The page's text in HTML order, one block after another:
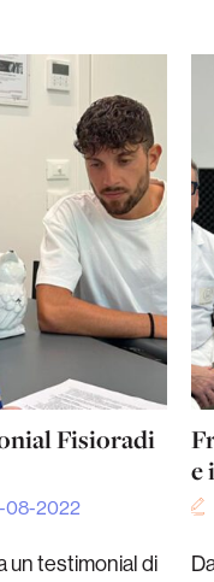
Fisioradi
08-2022
un testimonial di
e